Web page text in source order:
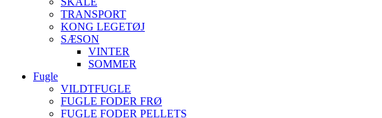
TRANSPORT
KONG LEGETØJ
SÆSON
VINTER
SOMMER
Fugle
VILDTFUGLE
FUGLE FODER FRØ
FUGLE FODER PELLETS